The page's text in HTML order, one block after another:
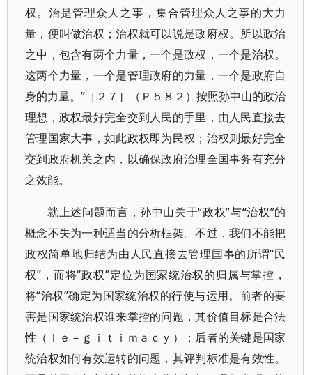
权。治是管理众人之事，集合管理众人之事的大力
量，便叫做治权；治权就可以说是政府权。所以政治
之中，包含有两个力量，一个是政权，一个是治权。
这两个力量，一个是管理政府的力量，一个是政府自
身的力量。”［２７］（Ｐ５８２）按照孙中山的政治
理想，政权最好完全交到人民的手里，由人民直接去
管理国家大事，如此政权即为民权；治权则最好完全
交到政府机关之内，以确保政府治理全国事务有充分
之效能。
就上述问题而言，孙中山关于“政权”与“治权”的
概念不失为一种适当的分析框架。不过，我们不能把
政权简单地归结为由人民直接去管理国事的所谓“民
权”，而将“政权”定位为国家统治权的归属与掌控，
将“治权”确定为国家统治权的行使与运用。前者的要
害是国家统治权谁来掌控的问题，其价值目标是合法
性（ｌｅ－ｇｉｔｉｍａｃｙ）；后者的关键是国家
统治权如何有效运转的问题，其评判标准是有效性。